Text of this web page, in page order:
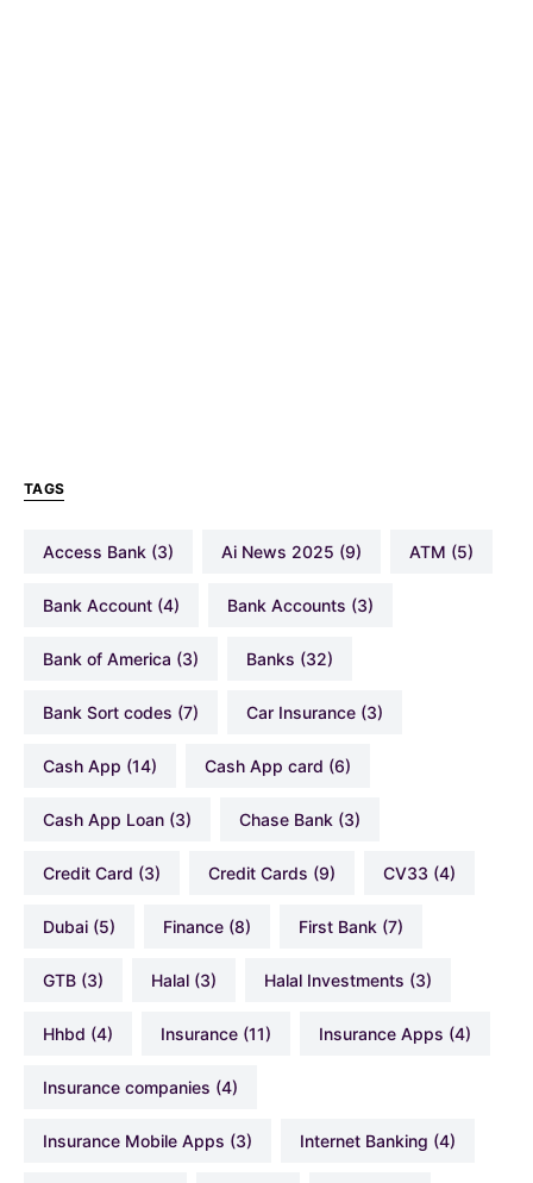
TAGS
Access Bank (3) Ai News 2025 (9) ATM (5)
Bank Account (4) Bank Accounts (3)
Bank of America (3) Banks (32)
Bank Sort codes (7) Car Insurance (3)
Cash App (14) Cash App card (6)
Cash App Loan (3) Chase Bank (3)
Credit Card (3) Credit Cards (9) CV33 (4)
Dubai (5) Finance (8) First Bank (7)
GTB (3) Halal (3) Halal Investments (3)
hhbd (4) Insurance (11) Insurance Apps (4)
Insurance companies (4)
Insurance Mobile Apps (3) Internet Banking (4)